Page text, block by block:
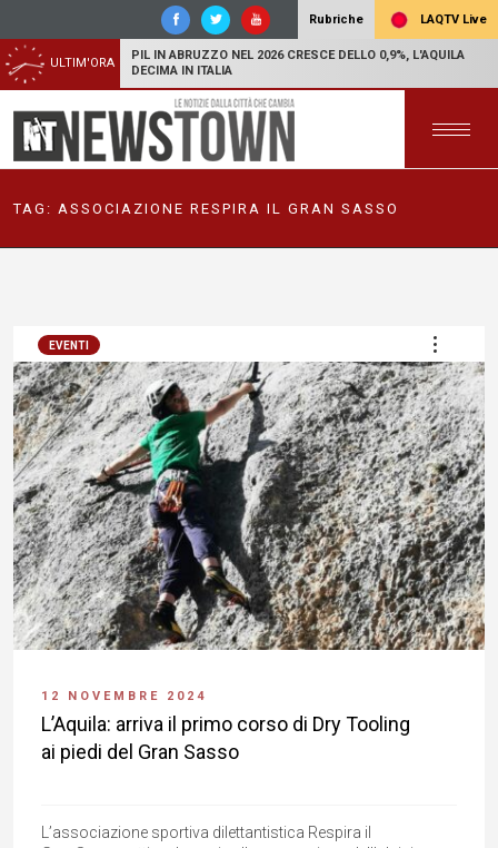
Rubriche LAQTV Live
ULTIM'ORA
PIL IN ABRUZZO NEL 2026 CRESCE DELLO 0,9%, L'AQUILA
DECIMA IN ITALIA
TAG: ASSOCIAZIONE RESPIRA IL GRAN SASSO
EVENTI
12 NOVEMBRE 2024
L’Aquila: arriva il primo corso di Dry Tooling
ai piedi del Gran Sasso
L’associazione sportiva dilettantistica Respira il